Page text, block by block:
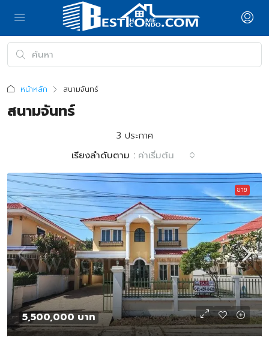
หน้าหลัก สนามจันทร์
สนามจันทร์
3 ประกาศ
เรียงลำดับตาม : ค่าเริ่มต้น
ขาย
5,500,000 บาท